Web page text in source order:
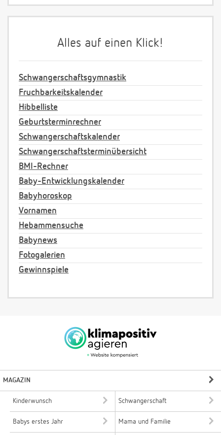
Alles auf einen Klick!
Schwangerschaftsgymnastik
Fruchbarkeitskalender
Hibbelliste
Geburtsterminrechner
Schwangerschaftskalender
Schwangerschaftsterminübersicht
BMI-Rechner
Baby-Entwicklungskalender
Babyhoroskop
Vornamen
Hebammensuche
Babynews
Fotogalerien
Gewinnspiele
MAGAZIN
Kinderwunsch Schwangerschaft
Babys erstes Jahr Mama und Familie